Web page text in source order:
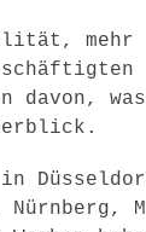
mehr
davon,
in
Nürnberg,